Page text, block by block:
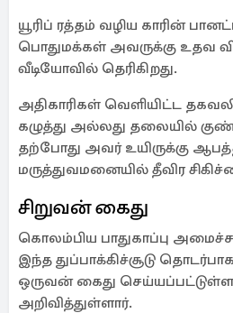
யூரிப் ரத்தம் வழிய காரின்
பொதுமக்கள் அவருக்கு உதவ
வீடியோவில் தெரிகிறது.
அதிகாரிகள் வெளியிட்ட
கழுத்து அல்லது தலையில்
தற்போது அவர் உயிருக்கு
மருத்துவமனையில் தீவிர
சிறுவன் கைது
கொலம்பிய பாதுகாப்பு
இந்த துப்பாக்கிச்சூடு
ஒருவன் கைது
அறிவித்துள்ளார்.